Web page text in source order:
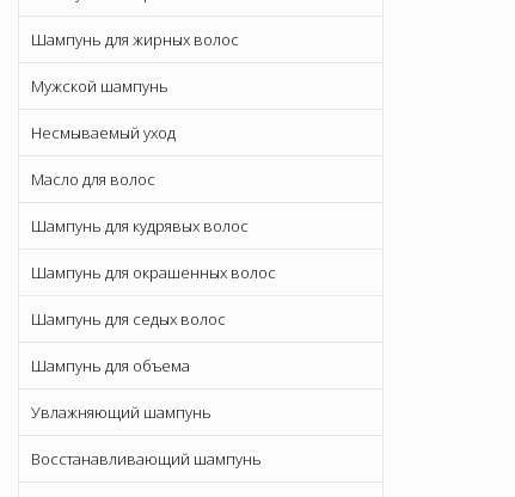
Шампунь для жирных волос
Мужской шампунь
Несмываемый уход
Масло для волос
Шампунь для кудрявых волос
Шампунь для окрашенных волос
Шампунь для седых волос
Шампунь для объема
Увлажняющий шампунь
Восстанавливающий шампунь